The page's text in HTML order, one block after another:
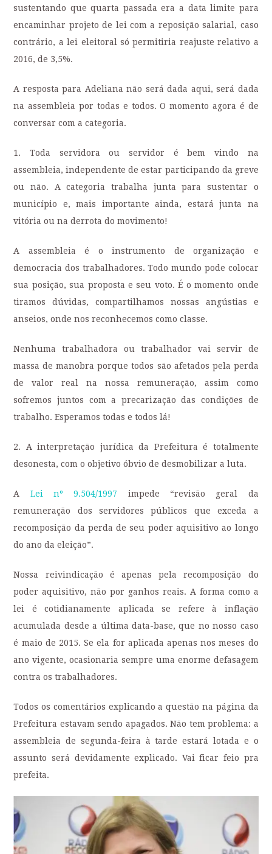
sustentando que quarta passada era a data limite para
encaminhar projeto de lei com a reposição salarial, caso
contrário, a lei eleitoral só permitiria reajuste relativo a
2016, de 3,5%.
A resposta para Adeliana não será dada aqui, será dada
na assembleia por todas e todos. O momento agora é de
conversar com a categoria.
1. Toda servidora ou servidor é bem vindo na
assembleia, independente de estar participando da greve
ou não. A categoria trabalha junta para sustentar o
município e, mais importante ainda, estará junta na
vitória ou na derrota do movimento!
A assembleia é o instrumento de organização e
democracia dos trabalhadores. Todo mundo pode colocar
sua posição, sua proposta e seu voto. É o momento onde
tiramos dúvidas, compartilhamos nossas angústias e
anseios, onde nos reconhecemos como classe.
Nenhuma trabalhadora ou trabalhador vai servir de
massa de manobra porque todos são afetados pela perda
de valor real na nossa remuneração, assim como
sofremos juntos com a precarização das condições de
trabalho. Esperamos todas e todos lá!
2. A interpretação jurídica da Prefeitura é totalmente
desonesta, com o objetivo óbvio de desmobilizar a luta.
A Lei nº 9.504/1997 impede “revisão geral da
remuneração dos servidores públicos que exceda a
recomposição da perda de seu poder aquisitivo ao longo
do ano da eleição”.
Nossa reivindicação é apenas pela recomposição do
poder aquisitivo, não por ganhos reais. A forma como a
lei é cotidianamente aplicada se refere à inflação
acumulada desde a última data-base, que no nosso caso
é maio de 2015. Se ela for aplicada apenas nos meses do
ano vigente, ocasionaria sempre uma enorme defasagem
contra os trabalhadores.
Todos os comentários explicando a questão na página da
Prefeitura estavam sendo apagados. Não tem problema: a
assembleia de segunda-feira à tarde estará lotada e o
assunto será devidamente explicado. Vai ficar feio pra
prefeita.